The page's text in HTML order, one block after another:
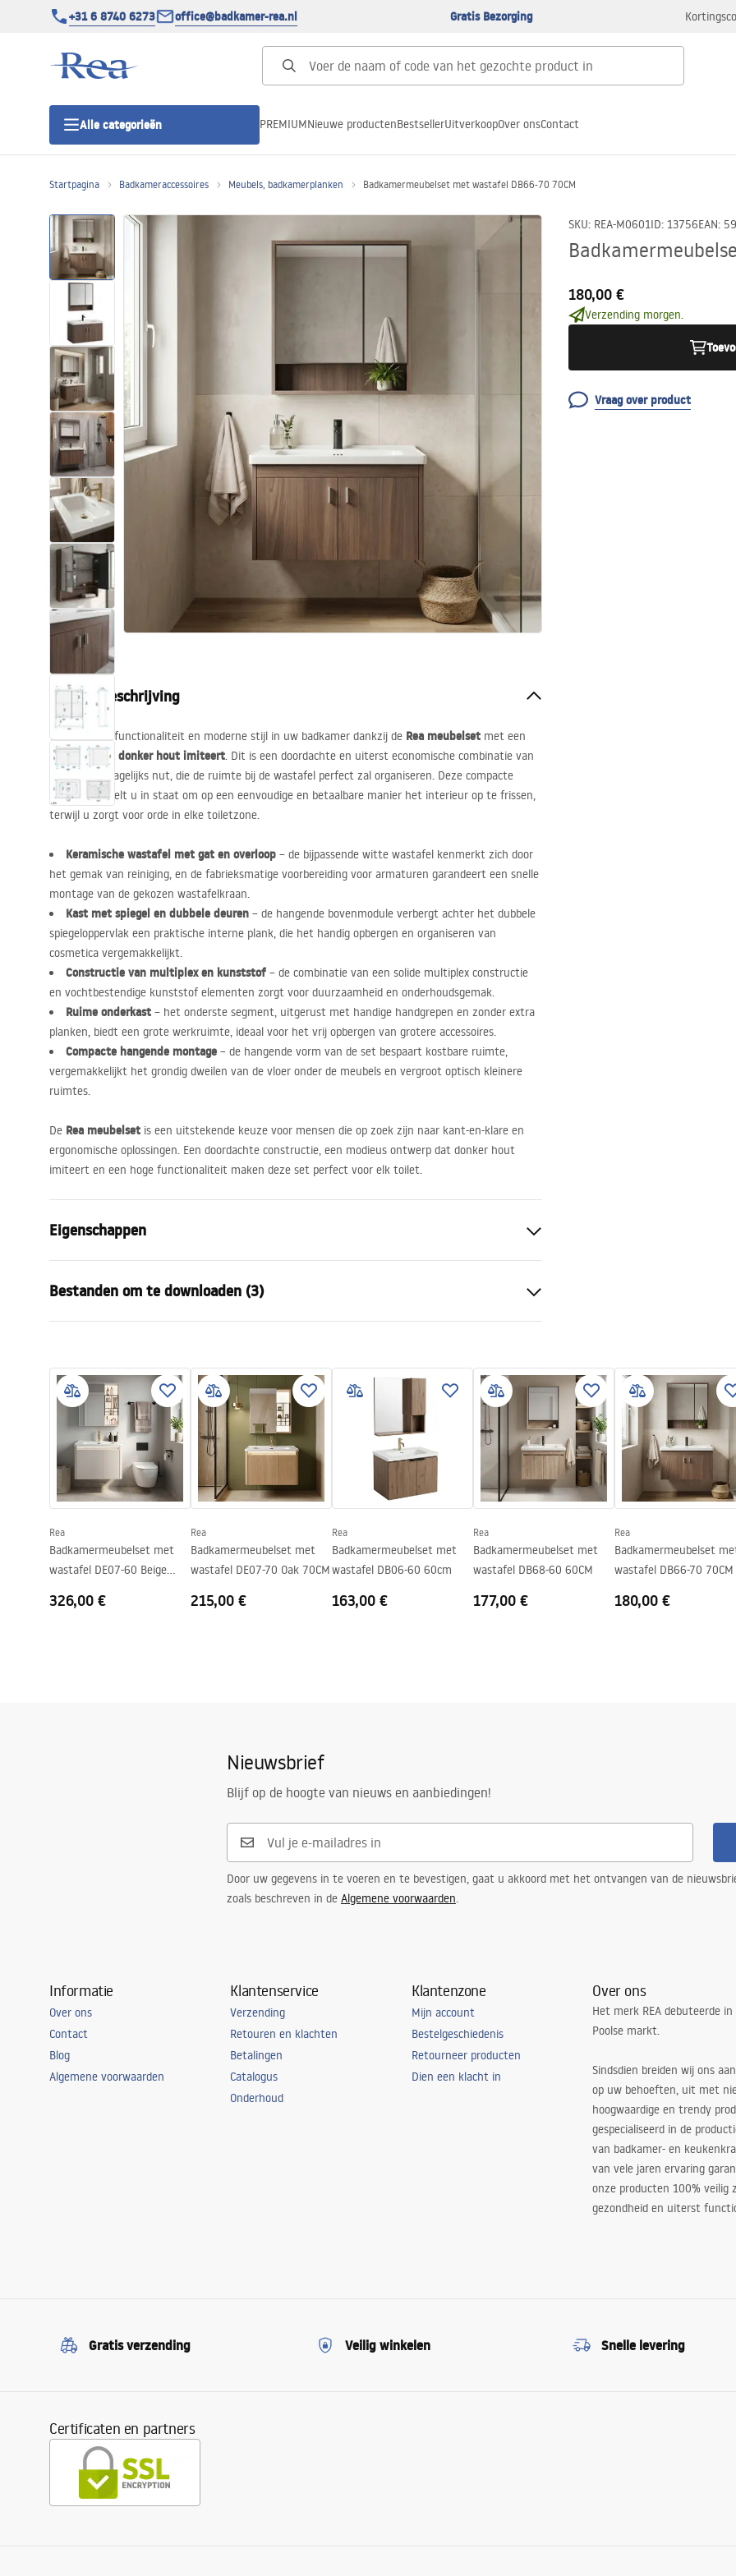
+31 6 8740 6273 office@badkamer-rea.nl Gratis Bezorging
Alle categorieën
Douchedeur
Lineaire Douchegoten
Toiletten
Wastafels
Baden en badwanden
Kranen
Keuken
Badkameraccessoires
PREMIUMNieuwe productenBestsellerUitverkoopOver onsContact
Startpagina Badkameraccessoires Meubels, badkamerplanken Badkamermeubelset met wastafel DB66-70 70CM
SKU: REA-M0601ID: 13756EAN:
180,00 €
Verzending morgen.
Vraag over product
Productbeschrijving
Waardeer de functionaliteit en moderne stijl in uw badkamer dankzij de Rea meubelset met een
afwerking die donker hout imiteert. Dit is een doordachte en uiterst economische combinatie van
comfort en dagelijks nut, die de ruimte bij de wastafel perfect zal organiseren. Deze compacte
meubelset stelt u in staat om op een eenvoudige en betaalbare manier het interieur op te frissen,
terwijl u zorgt voor orde in elke toiletzone.
Keramische wastafel met gat en overloop – de bijpassende witte wastafel kenmerkt zich door
het gemak van reiniging, en de fabrieksmatige voorbereiding voor armaturen garandeert een snelle
montage van de gekozen wastafelkraan.
Kast met spiegel en dubbele deuren – de hangende bovenmodule verbergt achter het dubbele
spiegeloppervlak een praktische interne plank, die het handig opbergen en organiseren van
cosmetica vergemakkelijkt.
Constructie van multiplex en kunststof – de combinatie van een solide multiplex constructie
en vochtbestendige kunststof elementen zorgt voor duurzaamheid en onderhoudsgemak.
Ruime onderkast – het onderste segment, uitgerust met handige handgrepen en zonder extra
planken, biedt een grote werkruimte, ideaal voor het vrij opbergen van grotere accessoires.
Compacte hangende montage – de hangende vorm van de set bespaart kostbare ruimte,
vergemakkelijkt het grondig dweilen van de vloer onder de meubels en vergroot optisch kleinere
ruimtes.
De Rea meubelset is een uitstekende keuze voor mensen die op zoek zijn naar kant-en-klare en
ergonomische oplossingen. Een doordachte constructie, een modieus ontwerp dat donker hout
imiteert en een hoge functionaliteit maken deze set perfect voor elk toilet.
Eigenschappen
Montagewijze
Materiaal
Sanitair keramiek, Kunststof, Multiplex
Bestanden om te downloaden (3)
Bathroom_sets_manual.pdf
Warranty_Terms_and_Conditions_
-_Furniture_-_24.pdf
Manual
Instrukcja_monta__u_Szafki_DB6
6-70.pdf
Rea
Badkamermeubelset met
wastafel DE07-60 Beige
326,00 €
Rea
Badkamermeubelset met
wastafel DE07-70 Oak 70CM
215,00 €
Rea
Badkamermeubelset met
wastafel DB06-60 60cm
163,00 €
Rea
Badkamermeubelset met
wastafel DB68-60 60CM
177,00 €
Rea
Badkamermeubelset
wastafel DB66-70 70CM
180,00 €
Nieuwsbrief
Blijf op de hoogte van nieuws en aanbiedingen!
Door uw gegevens in te voeren en te bevestigen, gaat u akkoord met het ontvangen van de
zoals beschreven in de Algemene voorwaarden.
Informatie
Over ons
Contact
Blog
Algemene voorwaarden
Klantenservice
Verzending
Retouren en klachten
Betalingen
Catalogus
Onderhoud
Klantenzone
Mijn account
Bestelgeschiedenis
Retourneer producten
Dien een klacht in
Over ons
Het merk REA debuteerde
Poolse markt.
Sindsdien breiden wij ons
op uw behoeften, uit met
hoogwaardige en trendy
gespecialiseerd in de
van badkamer- en
van vele jaren ervaring
onze producten 100% veilig
gezondheid en uiterst
Gratis verzending Veilig winkelen Snelle levering
Certificaten en partners